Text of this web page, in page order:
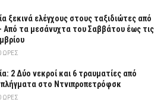
ξεκινά ελέγχους στους ταξιδιώτες από
– Από τα μεσάνυχτα του Σαββάτου έως τις
ΏΡΕΣ
2 Δύο νεκροί και 6 τραυματίες από
στο Ντνιπροπετρόφσκ
ΏΡΕΣ